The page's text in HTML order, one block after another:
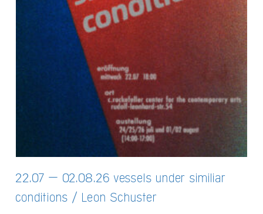
22.07 – 02.08.26 vessels under similiar
conditions / Leon Schuster